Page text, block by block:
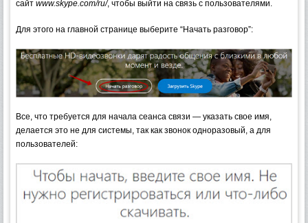
сайт www.skype.com/ru/, чтобы выйти на связь с пользователями.
Для этого на главной странице выберите “Начать разговор”:
Все, что требуется для начала сеанса связи — указать свое имя,
делается это не для системы, так как звонок одноразовый, а для
пользователей: